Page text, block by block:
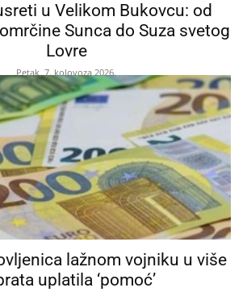
u Velikom Bukovcu: od
Sunca do Suza svetog
Lovre
Petak, 7. kolovoza 2026.
lažnom vojniku u više
uplatila ‘pomoć’